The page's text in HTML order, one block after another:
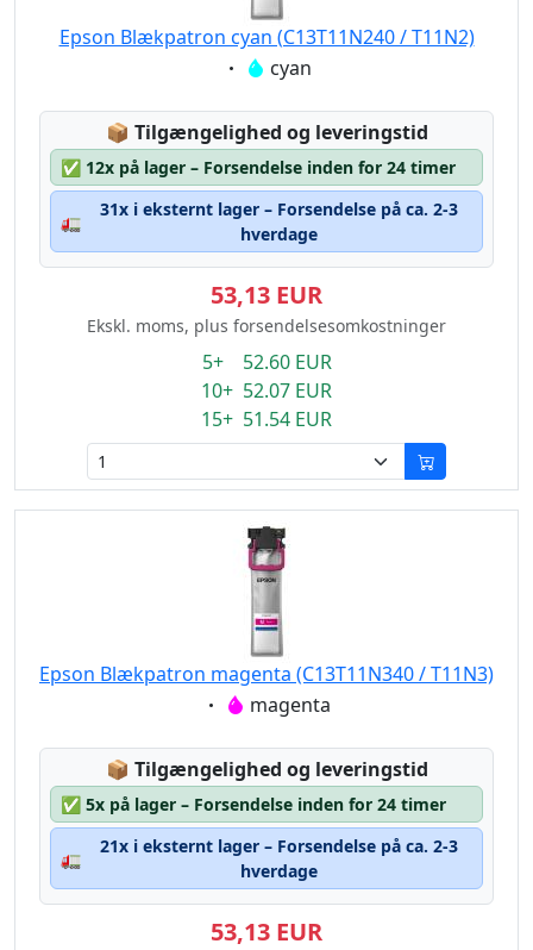
Epson Blækpatron cyan (C13T11N240 / T11N2)
Eigenschaft:
cyan
📦 Lagerstatus:
Tilgængelighed og leveringstid
✅ 12x på lager – Forsendelse inden for 24 timer
🚛
31x i eksternt lager – Forsendelse på ca. 2-3
hverdage
53,13 EUR
Ekskl. moms, plus forsendelsesomkostninger
5+ 52.60 EUR
10+ 52.07 EUR
15+ 51.54 EUR
Epson Blækpatron magenta (C13T11N340 / T11N3)
Eigenschaft:
magenta
📦 Lagerstatus:
Tilgængelighed og leveringstid
✅ 5x på lager – Forsendelse inden for 24 timer
🚛
21x i eksternt lager – Forsendelse på ca. 2-3
hverdage
53,13 EUR